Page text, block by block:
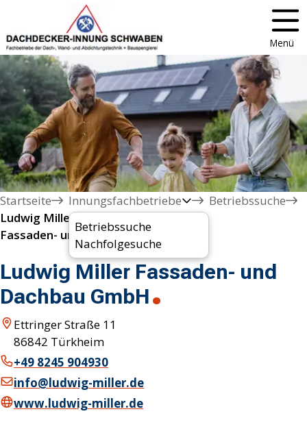
Menü
Startseite
Innungsfachbetriebe
Betriebssuche
Nachfolgesuche
Betriebssuche
Ludwig Miller
Fassaden- und Dachbau GmbH
Ludwig Miller Fassaden- und
Dachbau GmbH
Ettringer Straße 11
86842 Türkheim
+49 8245 904930
info@ludwig-miller.de
www.ludwig-miller.de